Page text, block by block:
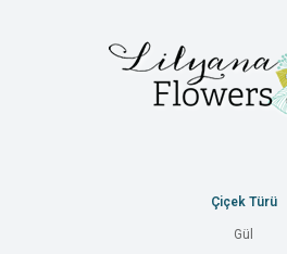
Çiçek Türü
Gül